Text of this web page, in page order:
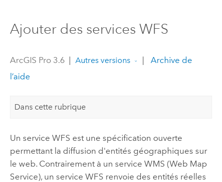
Ajouter des services WFS
ArcGIS Pro 3.6 Autres versions
Archive de
l’aide
Dans cette rubrique
Un service WFS est une spécification ouverte
permettant la diffusion d'entités géographiques sur
le web. Contrairement à un service WMS (Web Map
Service), un service WFS renvoie des entités réelles